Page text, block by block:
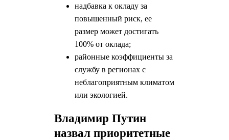
надбавка к окладу за
повышенный риск, ее
размер может достигать
100% от оклада;
районные коэффициенты за
службу в регионах с
неблагоприятным климатом
или экологией.
Владимир Путин
назвал приоритетные